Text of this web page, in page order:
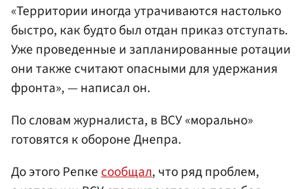
«Территории иногда утрачиваются настолько
быстро, как будто был отдан приказ отступать.
Уже проведенные и запланированные ротации
они также считают опасными для удержания
фронта», — написал он.
По словам журналиста, в ВСУ «морально»
готовятся к обороне Днепра.
До этого Репкесообщал, что ряд проблем,